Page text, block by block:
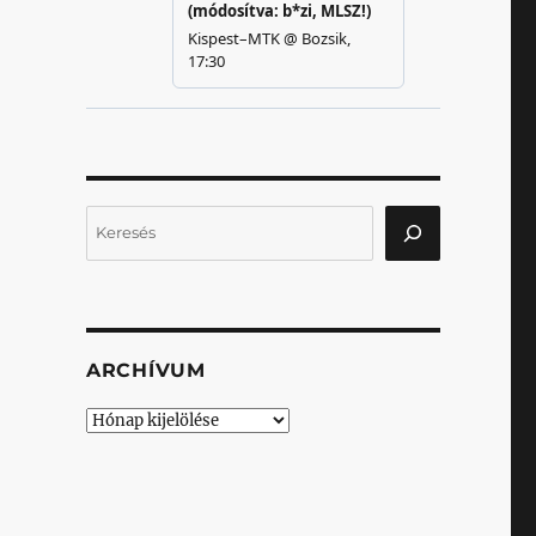
ARCHÍVUM
Archívum